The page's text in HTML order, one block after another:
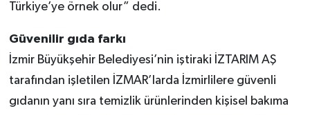
Türkiye’ye örnek olur” dedi.
Güvenilir gıda farkı
İzmir Büyükşehir Belediyesi’nin iştiraki İZTARIM AŞ
tarafından işletilen İZMAR’larda İzmirlilere güvenli
gıdanın yanı sıra temizlik ürünlerinden kişisel bakıma